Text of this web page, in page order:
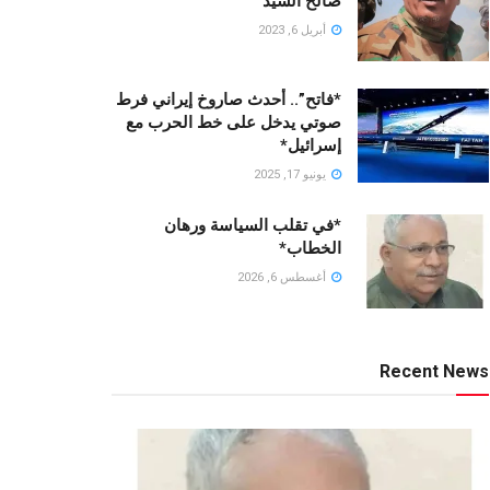
أبريل 6, 2023
*فاتح”.. أحدث صاروخ إيراني فرط
صوتي يدخل على خط الحرب مع
إسرائيل*
يونيو 17, 2025
*في تقلب السياسة ورهان
الخطاب*
أغسطس 6, 2026
Recent News